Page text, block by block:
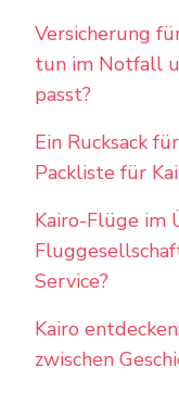
Versicherung
tun im Notfall
passt?
Ein Rucksack
Packliste für
Kairo-Flüge im
Service?
Kairo
zwischen